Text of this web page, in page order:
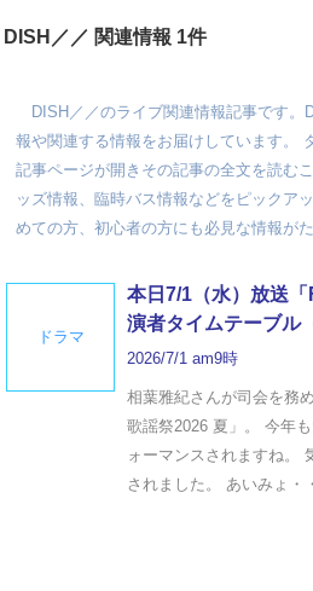
DISH／／ 関連情報 1件
DISH／／のライブ関連情報記事です。
報や関連する情報をお届けしています。
記事ページが開きその記事の全文を読む
ッズ情報、臨時バス情報などをピックア
めての方、初心者の方にも必見な情報がた
ドラマ
本日7/1（水）放送
演者タイムテーブ
2026/7/1 am9時
相葉雅紀さんが司会を務
歌謡祭2026 夏」。 今年
ォーマンスされますね。
されました。 あいみょ